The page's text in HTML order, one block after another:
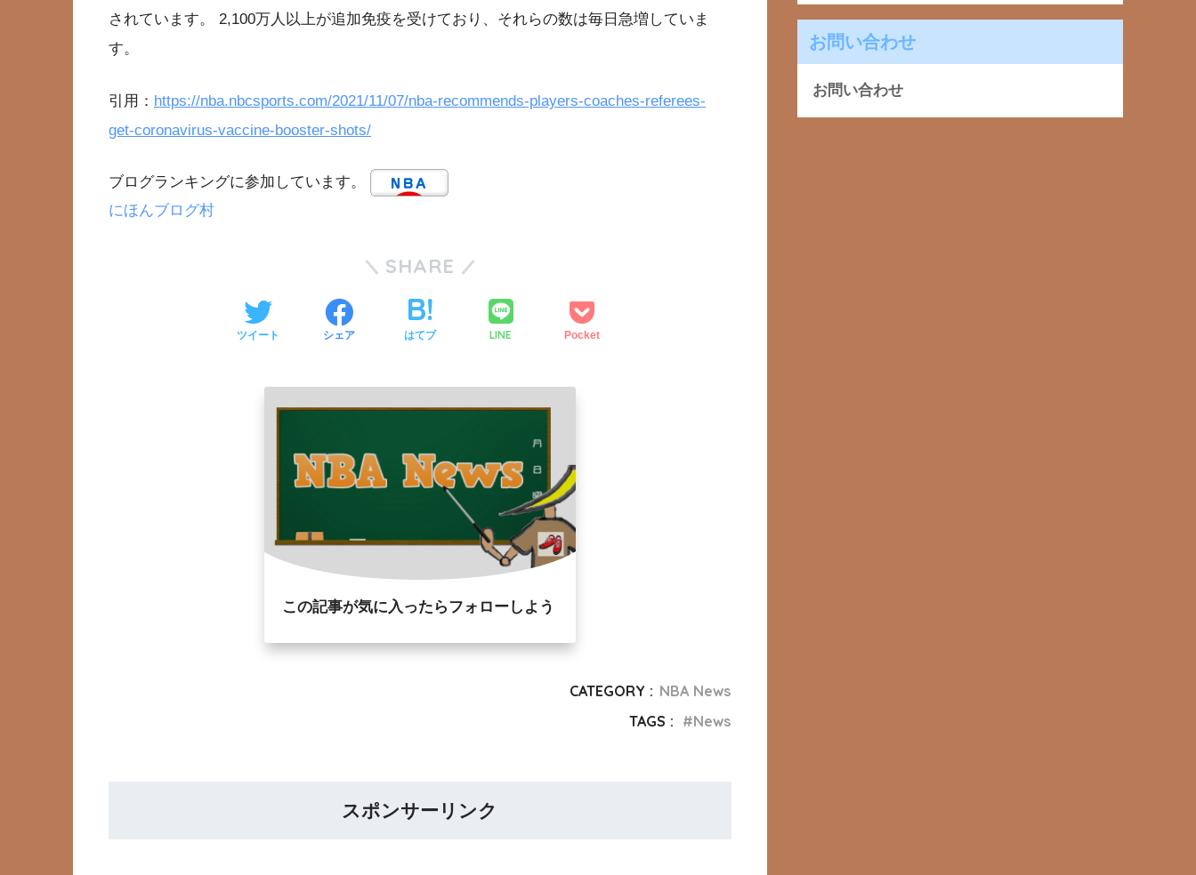
されています。 2,100万人以上が追加免疫を受けており、それらの数は毎日急増していま
す。
引用： https://nba.nbcsports.com/2021/11/07/nba-recommends-players-coaches-referees-
get-coronavirus-vaccine-booster-shots/
ブログランキングに参加しています。
にほんブログ村
SHARE
ツイート シェア はてブ LINE Pocket
この記事が気に入ったらフォローしよう
CATEGORY : NBA News
TAGS :
News
スポンサーリンク
お問い合わせ
お問い合わせ